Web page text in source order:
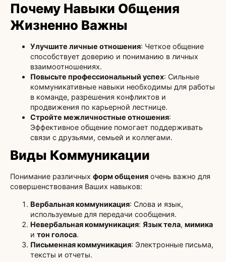
Почему Навыки Общения
Жизненно Важны
Улучшите личные отношения: Четкое общение
способствует доверию и пониманию в личных
взаимоотношениях.
Повысьте профессиональный успех: Сильные
коммуникативные навыки необходимы для работы
в команде, разрешения конфликтов и
продвижения по карьерной лестнице.
Стройте межличностные отношения:
Эффективное общение помогает поддерживать
связи с друзьями, семьей и коллегами.
Виды Коммуникации
Понимание различных форм общения очень важно для
совершенствования Ваших навыков:
Вербальная коммуникация: Слова и язык,
используемые для передачи сообщения.
Невербальная коммуникация: Язык тела, мимика
и тон голоса.
Письменная коммуникация: Электронные письма,
тексты и отчеты.